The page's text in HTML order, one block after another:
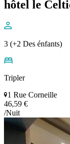
hôtel le
3 (+2 Des énfants)
Tripler
1 Rue Corneille
46,59 €
/Nuit